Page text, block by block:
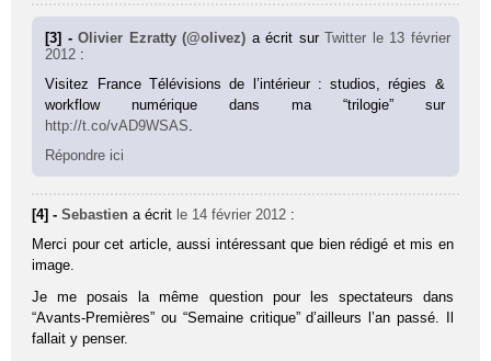
[3] -Olivier Ezratty (@olivez) a écrit surTwitter le 13 février
2012 :
Visitez France Télévisions de l’intérieur : studios, régies &
workflow numérique dans ma “trilogie” sur
http://t.co/vAD9WSAS.
Répondre ici
[4] -Sebastien a écrit le 14 février 2012 :
Merci pour cet article, aussi intéressant que bien rédigé et mis en
image.
Je me posais la même question pour les spectateurs dans
“Avants-Premières” ou “Semaine critique” d’ailleurs l’an passé. Il
fallait y penser.